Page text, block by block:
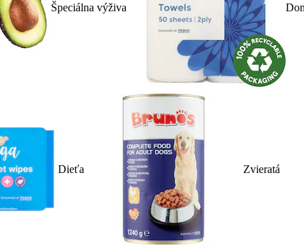
Špeciálna výživa
Dieťa Zvieratá